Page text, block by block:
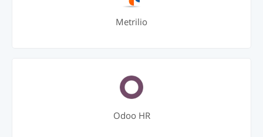
Metrilio
Odoo HR